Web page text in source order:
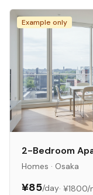
Example only
2-Bedroom
Homes · Osaka
¥85/day· ¥1800/